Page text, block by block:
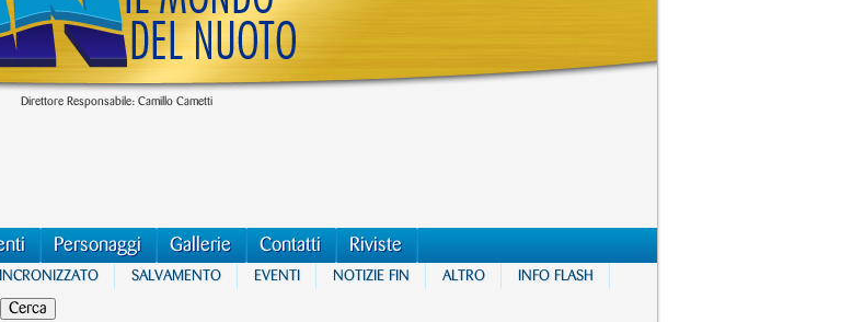
Direttore Responsabile: Camillo Cametti
Personaggi Gallerie Contatti Riviste
SALVAMENTO EVENTI NOTIZIE FIN ALTRO INFO FLASH